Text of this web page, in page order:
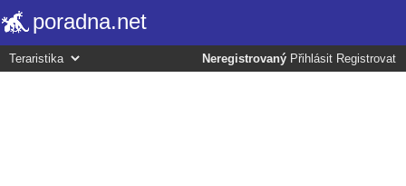
poradna.net
Neregistrovaný Přihlásit Registrovat